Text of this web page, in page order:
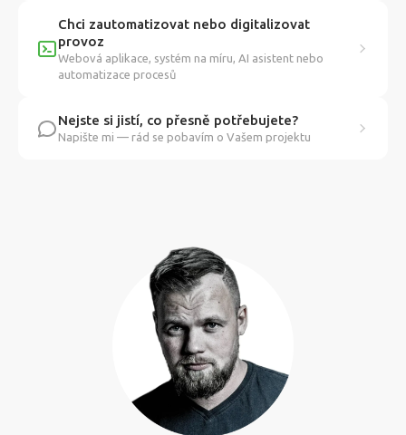
Chci zautomatizovat nebo digitalizovat
provoz
Webová aplikace, systém na míru, AI asistent nebo
automatizace procesů
Nejste si jistí, co přesně potřebujete?
Napište mi — rád se pobavím o Vašem projektu